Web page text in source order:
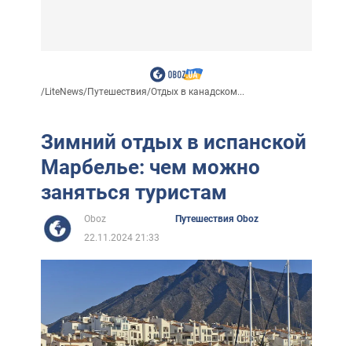
/LiteNews/Путешествия/Отдых в канадском...
Зимний отдых в испанской
Марбелье: чем можно
заняться туристам
Oboz
Путешествия Oboz
22.11.2024 21:33